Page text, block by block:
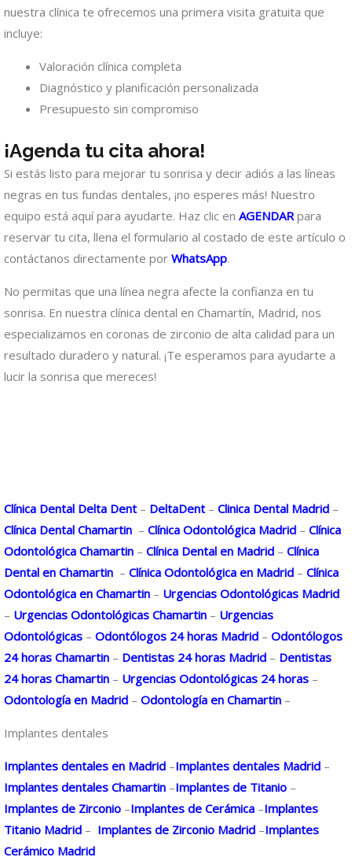
nuestra clínica te ofrecemos una primera visita gratuita que
incluye:
Valoración clínica completa
Diagnóstico y planificación personalizada
Presupuesto sin compromiso
¡Agenda tu cita ahora!
Si estás listo para mejorar tu sonrisa y decir adiós a las líneas
negras en tus fundas dentales, ¡no esperes más! Nuestro
equipo está aquí para ayudarte. Haz clic en AGENDAR para
reservar tu cita, llena el formulario al costado de este artículo o
contáctanos directamente por WhatsApp.
No permitas que una línea negra afecte la confianza en tu
sonrisa. En nuestra clínica dental en Chamartín, Madrid, nos
especializamos en coronas de zirconio de alta calidad para un
resultado duradero y natural. ¡Te esperamos para ayudarte a
lucir la sonrisa que mereces!
Clínica Dental Delta Dent – DeltaDent – Clinica Dental Madrid –
Clínica Dental Chamartin – Clínica Odontológica Madrid – Clínica
Odontológica Chamartin – Clínica Dental en Madrid – Clínica
Dental en Chamartin – Clínica Odontológica en Madrid – Clínica
Odontológica en Chamartin – Urgencias Odontológicas Madrid
– Urgencias Odontológicas Chamartin – Urgencias
Odontológicas – Odontólogos 24 horas Madrid – Odontólogos
24 horas Chamartin – Dentistas 24 horas Madrid – Dentistas
24 horas Chamartin – Urgencias Odontológicas 24 horas –
Odontología en Madrid – Odontología en Chamartin –
Implantes dentales
Implantes dentales en Madrid –Implantes dentales Madrid –
Implantes dentales Chamartin –Implantes de Titanio –
Implantes de Zirconio –Implantes de Cerámica –Implantes
Titanio Madrid – Implantes de Zirconio Madrid –Implantes
Cerámico Madrid